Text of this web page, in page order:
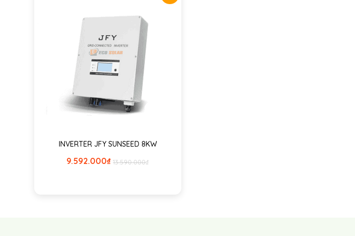
INVERTER JFY SUNSEED 8KW
₫
13.590.000
₫
9.592.000